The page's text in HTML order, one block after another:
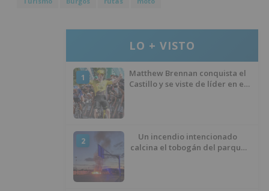
LO + VISTO
1
Matthew Brennan conquista el
Castillo y se viste de líder en el
2
Un incendio intencionado
calcina el tobogán del parque